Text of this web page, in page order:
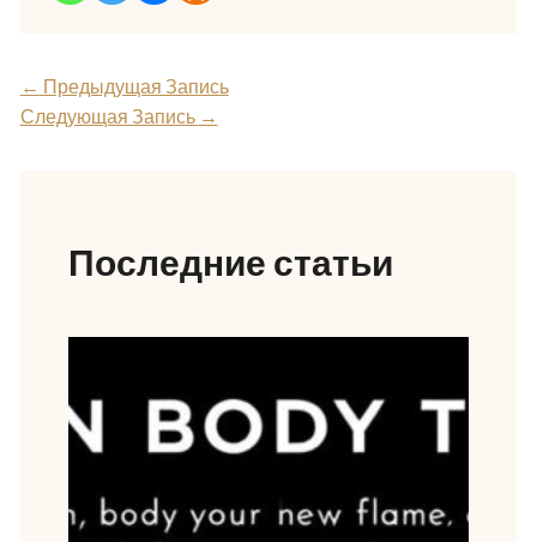
← Предыдущая Запись
Следующая Запись →
Последние статьи